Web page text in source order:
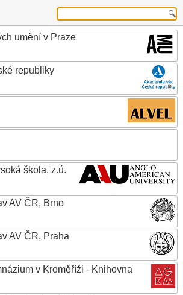
umění v Praze
republiky
škola, z.ú.
AV ČR, Brno
AV ČR, Praha
v Kroměříži - Knihovna